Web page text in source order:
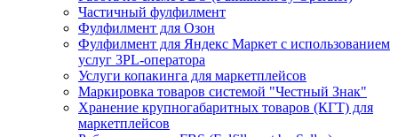
Частичный фулфилмент
Фулфилмент для Озон
Фулфилмент для Яндекс Маркет с использованием
услуг 3PL-оператора
Услуги копакинга для маркетплейсов
Маркировка товаров системой "Честный Знак"
Хранение крупногабаритных товаров (КГТ) для
маркетплейсов